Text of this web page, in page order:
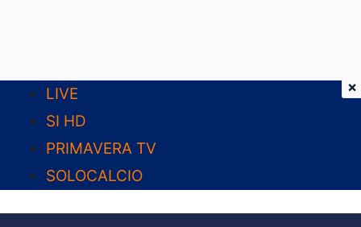
contenuto
LIVE
SI HD
PRIMAVERA TV
SOLOCALCIO
×